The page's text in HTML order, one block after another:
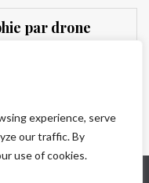
experience, serve
our traffic. By
use of cookies.
par drone